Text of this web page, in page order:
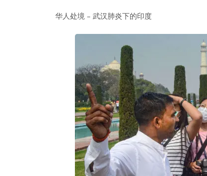
华人处境 – 武汉肺炎下的印度